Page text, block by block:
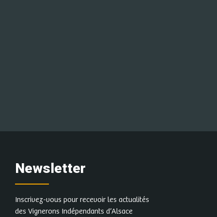
Newsletter
Inscrivez-vous pour recevoir les actualités
des Vignerons Indépendants d’Alsace